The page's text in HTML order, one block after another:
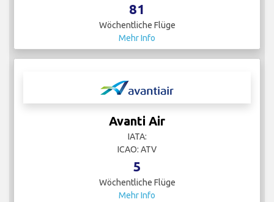
81
Wöchentliche Flüge
Mehr Info
Avanti Air
IATA:
ICAO: ATV
5
Wöchentliche Flüge
Mehr Info